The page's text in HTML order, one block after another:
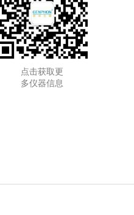
点击获取更
多仪器信息